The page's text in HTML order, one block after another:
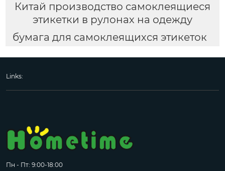
Китай производство самоклеящиеся
этикетки в рулонах на одежду
бумага для самоклеящихся этикеток
Links:
Пн - Пт: 9:00-18:00